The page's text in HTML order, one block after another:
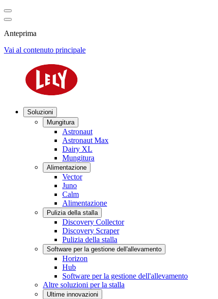
Anteprima
Vai al contenuto principale
Soluzioni
Mungitura
Astronaut
Astronaut Max
Dairy XL
Mungitura
Alimentazione
Vector
Juno
Calm
Alimentazione
Pulizia della stalla
Discovery Collector
Discovery Scraper
Pulizia della stalla
Software per la gestione dell'allevamento
Horizon
Hub
Software per la gestione dell'allevamento
Altre soluzioni per la stalla
Ultime innovazioni